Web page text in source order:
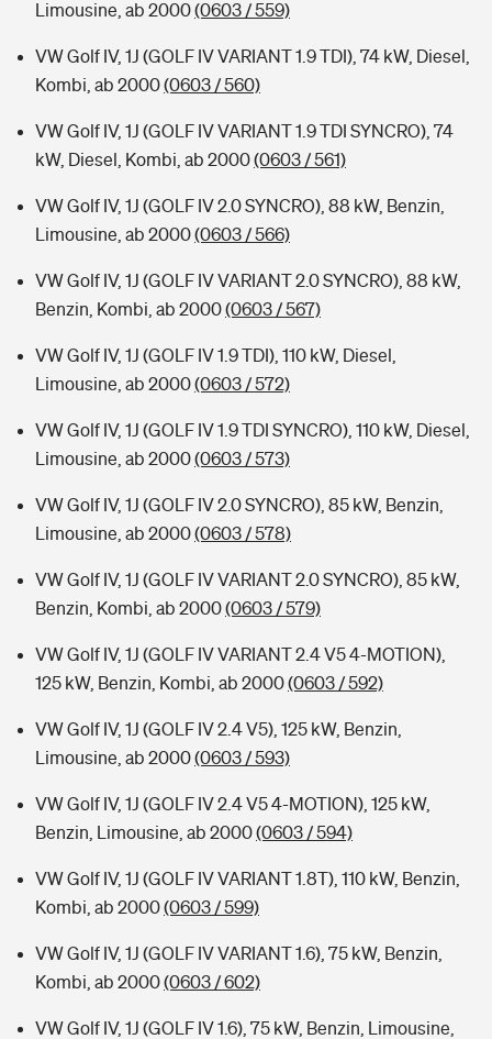
Limousine, ab 2000(0603 / 559)
VW Golf IV, 1J (GOLF IV VARIANT 1.9 TDI), 74 kW, Diesel,
Kombi, ab 2000(0603 / 560)
VW Golf IV, 1J (GOLF IV VARIANT 1.9 TDI SYNCRO), 74
kW, Diesel, Kombi, ab 2000(0603 / 561)
VW Golf IV, 1J (GOLF IV 2.0 SYNCRO), 88 kW, Benzin,
Limousine, ab 2000(0603 / 566)
VW Golf IV, 1J (GOLF IV VARIANT 2.0 SYNCRO), 88 kW,
Benzin, Kombi, ab 2000(0603 / 567)
VW Golf IV, 1J (GOLF IV 1.9 TDI), 110 kW, Diesel,
Limousine, ab 2000(0603 / 572)
VW Golf IV, 1J (GOLF IV 1.9 TDI SYNCRO), 110 kW, Diesel,
Limousine, ab 2000(0603 / 573)
VW Golf IV, 1J (GOLF IV 2.0 SYNCRO), 85 kW, Benzin,
Limousine, ab 2000(0603 / 578)
VW Golf IV, 1J (GOLF IV VARIANT 2.0 SYNCRO), 85 kW,
Benzin, Kombi, ab 2000(0603 / 579)
VW Golf IV, 1J (GOLF IV VARIANT 2.4 V5 4-MOTION),
125 kW, Benzin, Kombi, ab 2000(0603 / 592)
VW Golf IV, 1J (GOLF IV 2.4 V5), 125 kW, Benzin,
Limousine, ab 2000(0603 / 593)
VW Golf IV, 1J (GOLF IV 2.4 V5 4-MOTION), 125 kW,
Benzin, Limousine, ab 2000(0603 / 594)
VW Golf IV, 1J (GOLF IV VARIANT 1.8T), 110 kW, Benzin,
Kombi, ab 2000(0603 / 599)
VW Golf IV, 1J (GOLF IV VARIANT 1.6), 75 kW, Benzin,
Kombi, ab 2000(0603 / 602)
VW Golf IV, 1J (GOLF IV 1.6), 75 kW, Benzin, Limousine,